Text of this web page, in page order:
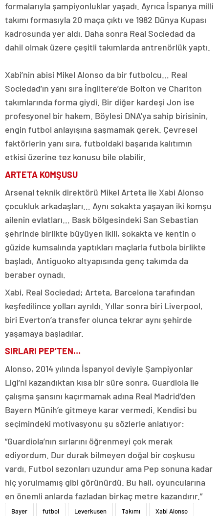
formalarıyla şampiyonluklar yaşadı. Ayrıca İspanya milli
takımı formasıyla 20 maça çıktı ve 1982 Dünya Kupası
kadrosunda yer aldı. Daha sonra Real Sociedad da
dahil olmak üzere çeşitli takımlarda antrenörlük yaptı.
Xabi’nin abisi Mikel Alonso da bir futbolcu… Real
Sociedad’ın yanı sıra İngiltere’de Bolton ve Charlton
takımlarında forma giydi. Bir diğer kardeşi Jon ise
profesyonel bir hakem. Böylesi DNA’ya sahip birisinin,
engin futbol anlayışına şaşmamak gerek. Çevresel
faktörlerin yanı sıra, futboldaki başarıda kalıtımın
etkisi üzerine tez konusu bile olabilir.
ARTETA KOMŞUSU
Arsenal teknik direktörü Mikel Arteta ile Xabi Alonso
çocukluk arkadaşları… Aynı sokakta yaşayan iki komşu
ailenin evlatları… Bask bölgesindeki San Sebastian
şehrinde birlikte büyüyen ikili, sokakta ve kentin o
güzide kumsalında yaptıkları maçlarla futbola birlikte
başladı, Antiguoko altyapısında genç takımda da
beraber oynadı.
Xabi, Real Sociedad; Arteta, Barcelona tarafından
keşfedilince yolları ayrıldı. Yıllar sonra biri Liverpool,
biri Everton’a transfer olunca tekrar aynı şehirde
yaşamaya başladılar.
SIRLARI PEP’TEN…
Alonso, 2014 yılında İspanyol deviyle Şampiyonlar
Ligi’ni kazandıktan kısa bir süre sonra, Guardiola ile
çalışma şansını kaçırmamak adına Real Madrid’den
Bayern Münih’e gitmeye karar vermedi. Kendisi bu
seçimindeki motivasyonu şu sözlerle anlatıyor:
“Guardiola’nın sırlarını öğrenmeyi çok merak
ediyordum. Dur durak bilmeyen doğal bir coşkusu
vardı. Futbol sezonları uzundur ama Pep sonuna kadar
hiç yorulmamış gibi görünürdü. Bu hali, oyuncularına
en önemli anlarda fazladan birkaç metre kazandırır.”
Bayer futbol Leverkusen Takımı Xabi Alonso